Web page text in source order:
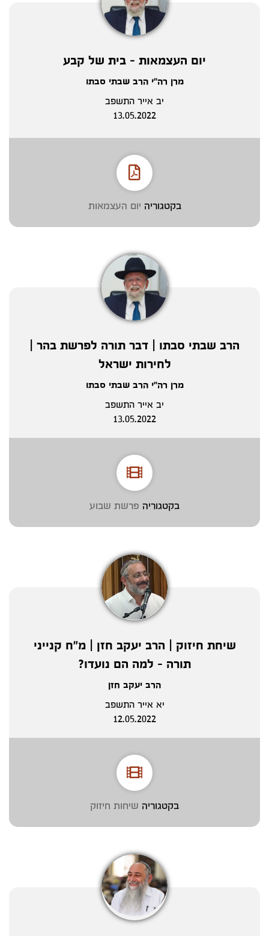
יום העצמאות - בית של קבע
מרן רה"י הרב שבתי סבתו
יב אייר התשפב
13.05.2022
בקטגוריה יום העצמאות
הרב שבתי סבתו | דבר תורה לפרשת בהר |
לחירות ישראל
מרן רה"י הרב שבתי סבתו
יב אייר התשפב
13.05.2022
בקטגוריה פרשת שבוע
שיחת חיזוק | הרב יעקב חזן | מ"ח קנייני
תורה - למה הם נועדו?
הרב יעקב חזן
יא אייר התשפב
12.05.2022
בקטגוריה שיחות חיזוק